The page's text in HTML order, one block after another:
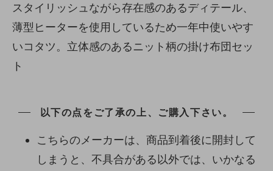
スタイリッシュながら存在感のあるディテール、
薄型ヒーターを使用しているため一年中使いやす
いコタツ。立体感のあるニット柄の掛け布団セッ
ト
以下の点をご了承の上、ご購入下さい。
こちらのメーカーは、商品到着後に開封して
しまうと、不具合がある以外では、いかなる